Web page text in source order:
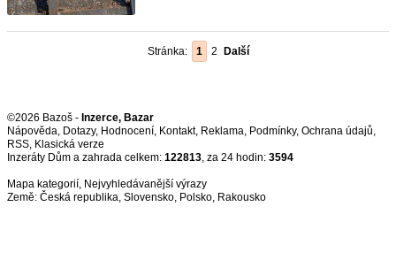
Stránka: 1 2 Další
©2026 Bazoš - Inzerce, Bazar
Nápověda, Dotazy, Hodnocení, Kontakt, Reklama, Podmínky, Ochrana údajů,
RSS,
Inzeráty Dům a zahrada celkem: 122813, za 24 hodin: 3594
Mapa kategorií, Nejvyhledávanější výrazy
Země: Česká republika, Slovensko, Polsko, Rakousko